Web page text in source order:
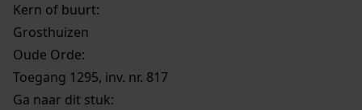
Kern of buurt:
Grosthuizen
Oude Orde:
Toegang 1295, inv. nr. 817
Ga naar dit stuk: